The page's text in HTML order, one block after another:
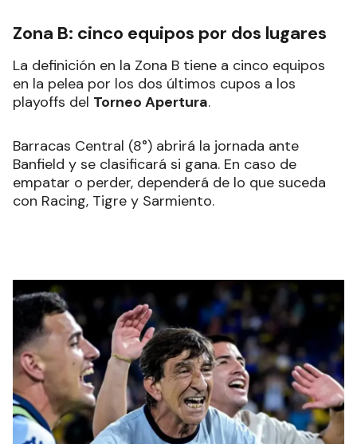
Zona B: cinco equipos por dos lugares
La definición en la Zona B tiene a cinco equipos
en la pelea por los dos últimos cupos a los
playoffs del Torneo Apertura.
Barracas Central (8°) abrirá la jornada ante
Banfield y se clasificará si gana. En caso de
empatar o perder, dependerá de lo que suceda
con Racing, Tigre y Sarmiento.